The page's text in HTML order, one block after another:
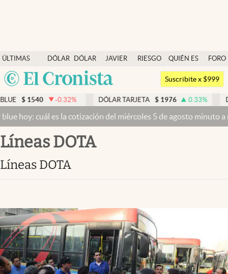
ÚLTIMAS
NOTICIAS
DÓLAR
DÓLAR
BLUE
JAVIER
RIESGO
QUIÉN ES
QUIÉN
FORO
Argentina
México
Dólar
Members
Economía y Política
Finanzas y Mercados
Mercados Online
Apertura
Infotechnology
Clase
Suscribite x $999
1540 -0.32 % DÓLAR TARJETA $ 1976 0.33 % DÓLAR
cuál es la cotización del miércoles 5 de agosto minuto a minuto
Líneas DOTA
Líneas DOTA